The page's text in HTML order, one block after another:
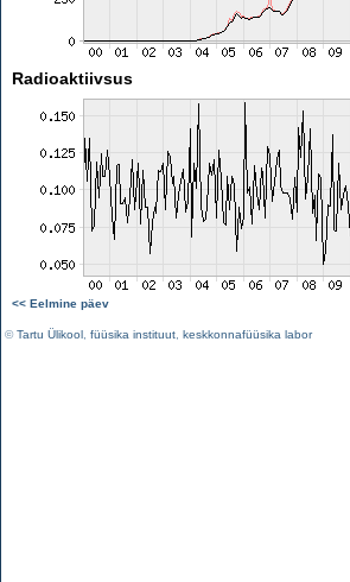
Radioaktiivsus
<< Eelmine päev
©Tartu Ülikool füüsika instituut keskkonnafüüsika labor